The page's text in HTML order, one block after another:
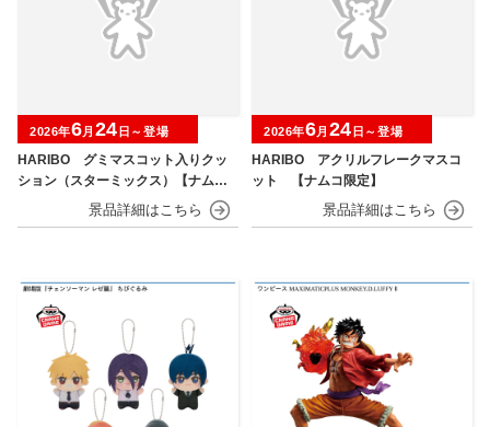
HARIBO グミマスコット入りクッ
ション（スターミックス）【ナムコ
2026年6月 24 日～登場
HARIBO アクリルフレークマスコ
ット 【ナムコ限定】
2026年6月 24 日～登場